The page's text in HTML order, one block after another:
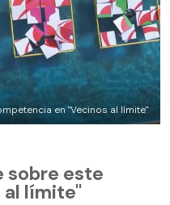
en "Vecinos al límite"
sobre este
al límite"